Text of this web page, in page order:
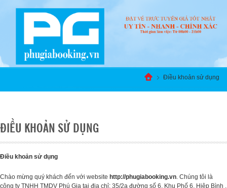
Điều khoản sử dụng
ĐIỀU KHOẢN SỬ DỤNG
Điều khoản sử dụng
Chào mừng quý khách đến với website http://phugiabooking.vn. Chúng tôi là
công ty TNHH TMDV Phú Gia tại địa chỉ: 35/2a đường số 6, Khu Phố 6, Hiệp Bình ,